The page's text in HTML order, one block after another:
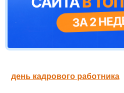
день кадрового работника